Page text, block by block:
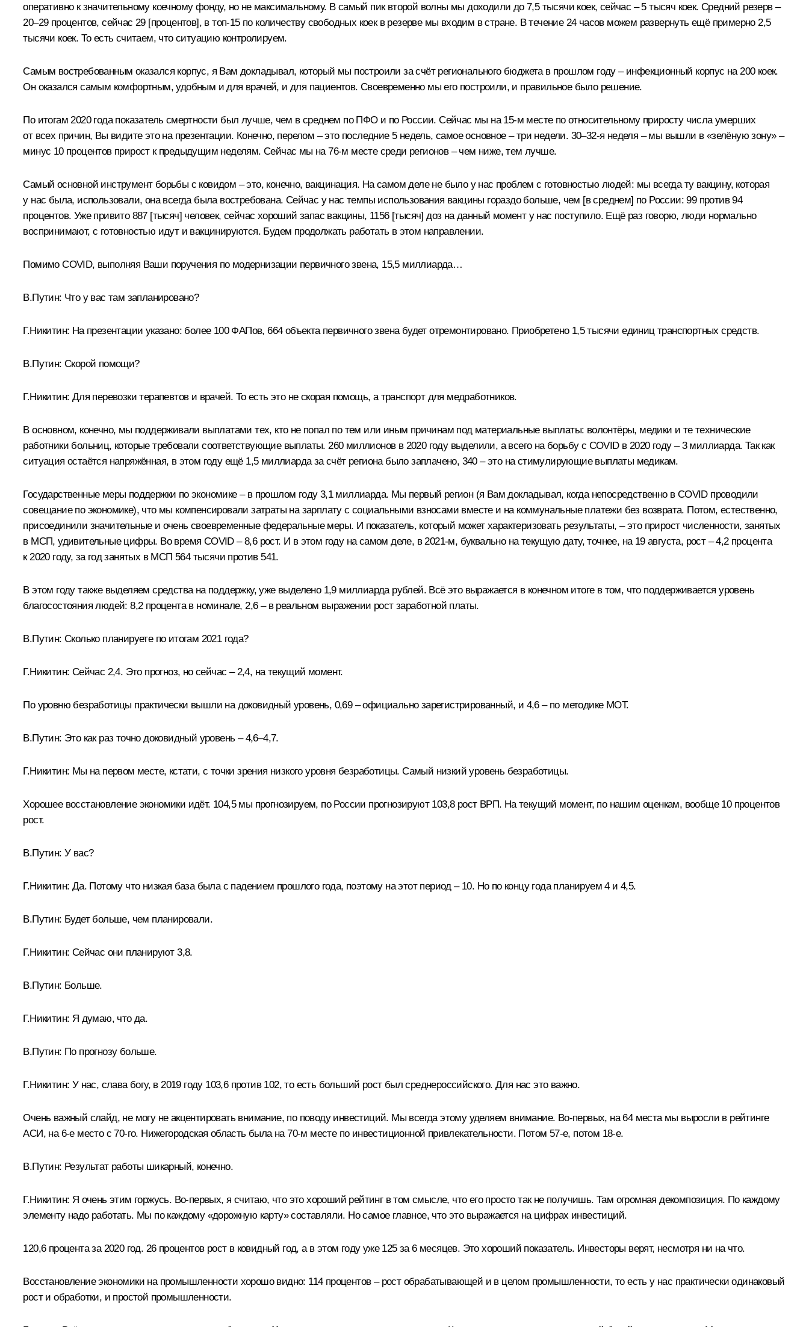
оперативно к значительному коечному фонду, но не максимальному. В самый пик второй волны мы доходили до 7,5 тысячи коек, сейчас – 5 тысяч коек. Средний резерв –
20–29 процентов, сейчас 29 [процентов], в топ-15 по количеству свободных коек в резерве мы входим в стране. В течение 24 часов можем развернуть ещё примерно 2,5
тысячи коек. То есть считаем, что ситуацию контролируем.
Самым востребованным оказался корпус, я Вам докладывал, который мы построили за счёт регионального бюджета в прошлом году – инфекционный корпус на 200 коек.
Он оказался самым комфортным, удобным и для врачей, и для пациентов. Своевременно мы его построили, и правильное было решение.
По итогам 2020 года показатель смертности был лучше, чем в среднем по ПФО и по России. Сейчас мы на 15-м месте по относительному приросту числа умерших
от всех причин, Вы видите это на презентации. Конечно, перелом – это последние 5 недель, самое основное – три недели. 30–32-я неделя – мы вышли в «зелёную зону» –
минус 10 процентов прирост к предыдущим неделям. Сейчас мы на 76-м месте среди регионов – чем ниже, тем лучше.
Самый основной инструмент борьбы с ковидом – это, конечно, вакцинация. На самом деле не было у нас проблем с готовностью людей: мы всегда ту вакцину, которая
у нас была, использовали, она всегда была востребована. Сейчас у нас темпы использования вакцины гораздо больше, чем [в среднем] по России: 99 против 94
процентов. Уже привито 887 [тысяч] человек, сейчас хороший запас вакцины, 1156 [тысяч] доз на данный момент у нас поступило. Ещё раз говорю, люди нормально
воспринимают, с готовностью идут и вакцинируются. Будем продолжать работать в этом направлении.
Помимо COVID, выполняя Ваши поручения по модернизации первичного звена, 15,5 миллиарда…
В.Путин: Что у вас там запланировано?
Г.Никитин: На презентации указано: более 100 ФАПов, 664 объекта первичного звена будет отремонтировано. Приобретено 1,5 тысячи единиц транспортных средств.
В.Путин: Скорой помощи?
Г.Никитин: Для перевозки терапевтов и врачей. То есть это не скорая помощь, а транспорт для медработников.
В основном, конечно, мы поддерживали выплатами тех, кто не попал по тем или иным причинам под материальные выплаты: волонтёры, медики и те технические
работники больниц, которые требовали соответствующие выплаты. 260 миллионов в 2020 году выделили, а всего на борьбу с COVID в 2020 году – 3 миллиарда. Так как
ситуация остаётся напряжённая, в этом году ещё 1,5 миллиарда за счёт региона было заплачено, 340 – это на стимулирующие выплаты медикам.
Государственные меры поддержки по экономике – в прошлом году 3,1 миллиарда. Мы первый регион (я Вам докладывал, когда непосредственно в COVID проводили
совещание по экономике), что мы компенсировали затраты на зарплату с социальными взносами вместе и на коммунальные платежи без возврата. Потом, естественно,
присоединили значительные и очень своевременные федеральные меры. И показатель, который может характеризовать результаты, – это прирост численности, занятых
в МСП, удивительные цифры. Во время COVID – 8,6 рост. И в этом году на самом деле, в 2021-м, буквально на текущую дату, точнее, на 19 августа, рост – 4,2 процента
к 2020 году, за год занятых в МСП 564 тысячи против 541.
В этом году также выделяем средства на поддержку, уже выделено 1,9 миллиарда рублей. Всё это выражается в конечном итоге в том, что поддерживается уровень
благосостояния людей: 8,2 процента в номинале, 2,6 – в реальном выражении рост заработной платы.
В.Путин: Сколько планируете по итогам 2021 года?
Г.Никитин: Сейчас 2,4. Это прогноз, но сейчас – 2,4, на текущий момент.
По уровню безработицы практически вышли на доковидный уровень, 0,69 – официально зарегистрированный, и 4,6 – по методике МОТ.
В.Путин: Это как раз точно доковидный уровень – 4,6–4,7.
Г.Никитин: Мы на первом месте, кстати, с точки зрения низкого уровня безработицы. Самый низкий уровень безработицы.
Хорошее восстановление экономики идёт. 104,5 мы прогнозируем, по России прогнозируют 103,8 рост ВРП. На текущий момент, по нашим оценкам, вообще 10 процентов
рост.
В.Путин: У вас?
Г.Никитин: Да. Потому что низкая база была с падением прошлого года, поэтому на этот период – 10. Но по концу года планируем 4 и 4,5.
В.Путин: Будет больше, чем планировали.
Г.Никитин: Сейчас они планируют 3,8.
В.Путин: Больше.
Г.Никитин: Я думаю, что да.
В.Путин: По прогнозу больше.
Г.Никитин: У нас, слава богу, в 2019 году 103,6 против 102, то есть больший рост был среднероссийского. Для нас это важно.
Очень важный слайд, не могу не акцентировать внимание, по поводу инвестиций. Мы всегда этому уделяем внимание. Во-первых, на 64 места мы выросли в рейтинге
АСИ, на 6-е место с 70-го. Нижегородская область была на 70-м месте по инвестиционной привлекательности. Потом 57-е, потом 18-е.
В.Путин: Результат работы шикарный, конечно.
Г.Никитин: Я очень этим горжусь. Во-первых, я считаю, что это хороший рейтинг в том смысле, что его просто так не получишь. Там огромная декомпозиция. По каждому
элементу надо работать. Мы по каждому «дорожную карту» составляли. Но самое главное, что это выражается на цифрах инвестиций.
120,6 процента за 2020 год. 26 процентов рост в ковидный год, а в этом году уже 125 за 6 месяцев. Это хороший показатель. Инвесторы верят, несмотря ни на что.
Восстановление экономики на промышленности хорошо видно: 114 процентов – рост обрабатывающей и в целом промышленности, то есть у нас практически одинаковый
рост и обработки, и простой промышленности.